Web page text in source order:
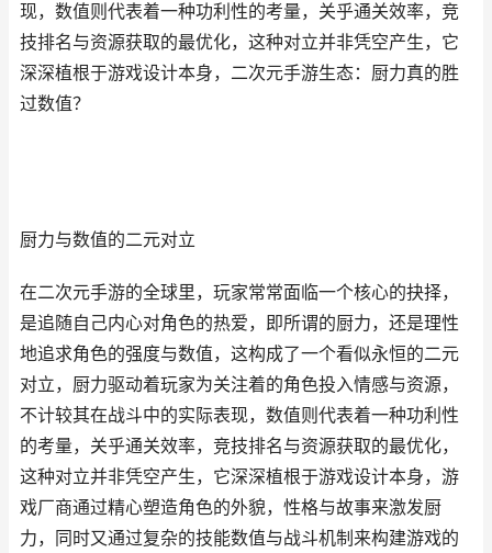
现，数值则代表着一种功利性的考量，关乎通关效率，竞
技排名与资源获取的最优化，这种对立并非凭空产生，它
深深植根于游戏设计本身，二次元手游生态：厨力真的胜
过数值？
厨力与数值的二元对立
在二次元手游的全球里，玩家常常面临一个核心的抉择，
是追随自己内心对角色的热爱，即所谓的厨力，还是理性
地追求角色的强度与数值，这构成了一个看似永恒的二元
对立，厨力驱动着玩家为关注着的角色投入情感与资源，
不计较其在战斗中的实际表现，数值则代表着一种功利性
的考量，关乎通关效率，竞技排名与资源获取的最优化，
这种对立并非凭空产生，它深深植根于游戏设计本身，游
戏厂商通过精心塑造角色的外貌，性格与故事来激发厨
力，同时又通过复杂的技能数值与战斗机制来构建游戏的